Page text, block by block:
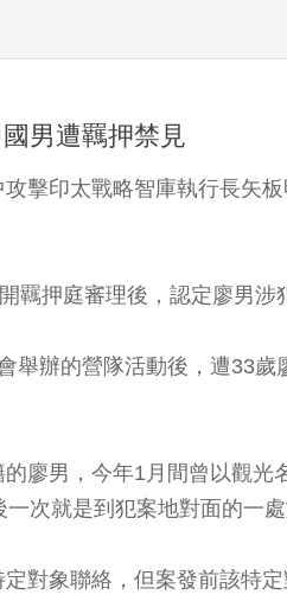
男遭羈押禁見
擊印太戰略智庫執行長矢
羈押庭審理後，認定廖男
舉辦的營隊活動後，遭33
廖男，今年1月間曾以觀
次就是到犯案地對面的一
對象聯絡，但案發前該特